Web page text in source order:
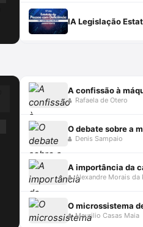
IA Legislação
A confissão à
Rafaela de Otero
O debate sobre a
Denis Sampaio
A importância da
Alexandre Morais da
O microssistema
Maurilio Casas Maia